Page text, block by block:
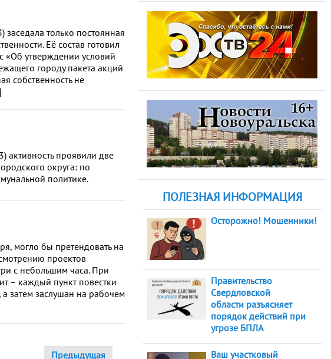
только постоянная
Её состав готовил
утверждении условий
городу пакета акций
собственность не
активность проявили две
округа: по
политике.
могло бы претендовать на
проектов
с небольшим часа. При
– каждый пункт повестки
затем заслушан на рабочем
Предыдущая
ПОЛЕЗНАЯ ИНФОРМАЦИЯ
Осторожно! Мошенники!
Правительство
Свердловской
области разъясняет
порядок действий при
угрозе БПЛА
Ваш участковый